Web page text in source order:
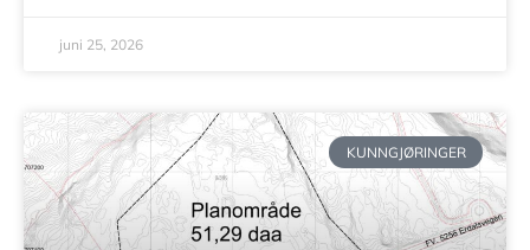
juni 25, 2026
KUNNGJØRINGER